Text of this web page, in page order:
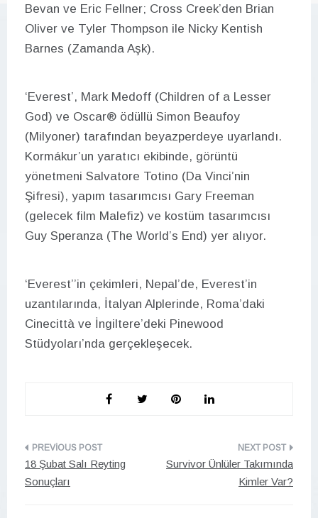
Bevan ve Eric Fellner; Cross Creek’den Brian
Oliver ve Tyler Thompson ile Nicky Kentish
Barnes (Zamanda Aşk).
‘Everest’, Mark Medoff (Children of a Lesser
God) ve Oscar® ödüllü Simon Beaufoy
(Milyoner) tarafından beyazperdeye uyarlandı.
Kormákur’un yaratıcı ekibinde, görüntü
yönetmeni Salvatore Totino (Da Vinci’nin
Şifresi), yapım tasarımcısı Gary Freeman
(gelecek film Malefiz) ve kostüm tasarımcısı
Guy Speranza (The World’s End) yer alıyor.
‘Everest’’in çekimleri, Nepal’de, Everest’in
uzantılarında, İtalyan Alplerinde, Roma’daki
Cinecittà ve İngiltere’deki Pinewood
Stüdyoları’nda gerçekleşecek.
Yazı
gezinmesi
18 Şubat Salı Reyting
Sonuçları
Survivor Ünlüler Takımında
Kimler Var?